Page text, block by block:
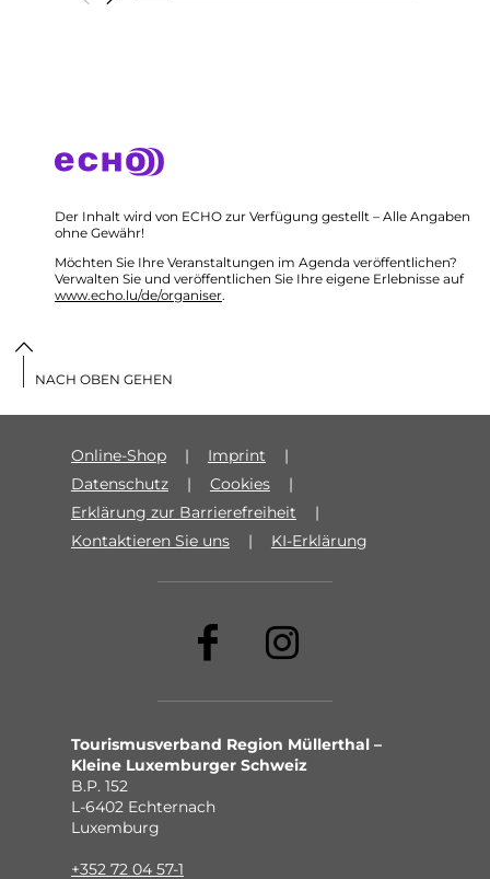
Der Inhalt wird von ECHO zur Verfügung gestellt – Alle Angaben
ohne Gewähr!
Möchten Sie Ihre Veranstaltungen im Agenda veröffentlichen?
Verwalten Sie und veröffentlichen Sie Ihre eigene Erlebnisse auf
www.echo.lu/de/organiser.
Online-Shop
Imprint
Datenschutz
Cookies
Erklärung zur Barrierefreiheit
Kontaktieren Sie uns
KI-Erklärung
Tourismusverband Region Müllerthal –
Kleine Luxemburger Schweiz
B.P. 152
L-6402 Echternach
Luxemburg
+352 72 04 57-1
NACH OBEN GEHEN